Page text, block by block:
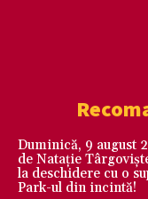
Duminică, 9 august
de Natație
la deschidere cu o
Park-ul din incintă!